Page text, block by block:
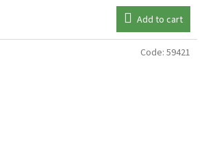
Add to cart
Code: 59421